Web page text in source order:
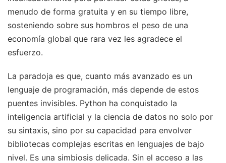
menudo de forma gratuita y en su tiempo libre,
sosteniendo sobre sus hombros el peso de una
economía global que rara vez les agradece el
esfuerzo.
La paradoja es que, cuanto más avanzado es un
lenguaje de programación, más depende de estos
puentes invisibles. Python ha conquistado la
inteligencia artificial y la ciencia de datos no solo por
su sintaxis, sino por su capacidad para envolver
bibliotecas complejas escritas en lenguajes de bajo
nivel. Es una simbiosis delicada. Sin el acceso a las